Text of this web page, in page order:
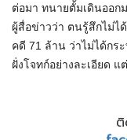
ต่อมา ทนายตั้มเดินออ
ผู้สื่อข่าวว่า ตนรู้สึกไม่ไ
คดี 71 ล้าน ว่าไม่ได้กร
ฝั่งโจทก์อย่างละเอียด